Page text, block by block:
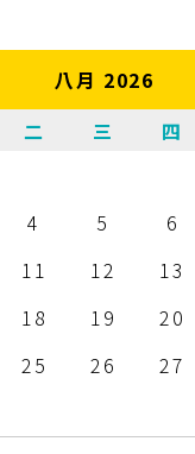
八月 2026
二 三 四
4 5 6
11 12 13
18 19 20
25 26 27